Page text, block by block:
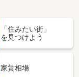
「住みたい街」
を見つけよう
家賃相場